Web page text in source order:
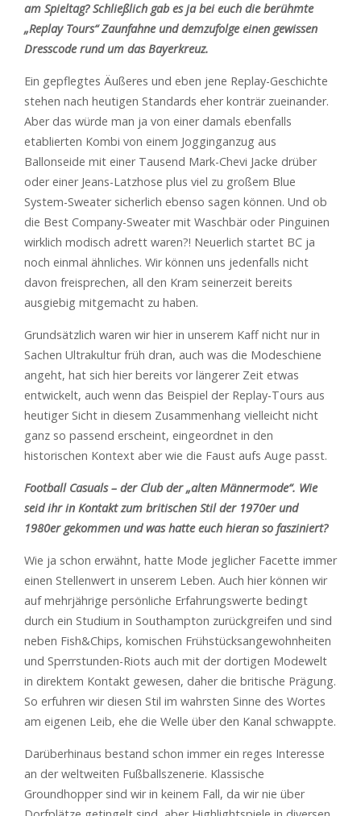
am Spieltag? Schließlich gab es ja bei euch die berühmte
„Replay Tours“ Zaunfahne und demzufolge einen gewissen
Dresscode rund um das Bayerkreuz.
Ein gepflegtes Äußeres und eben jene Replay-Geschichte
stehen nach heutigen Standards eher konträr zueinander.
Aber das würde man ja von einer damals ebenfalls
etablierten Kombi von einem Jogginganzug aus
Ballonseide mit einer Tausend Mark-Chevi Jacke drüber
oder einer Jeans-Latzhose plus viel zu großem Blue
System-Sweater sicherlich ebenso sagen können. Und ob
die Best Company-Sweater mit Waschbär oder Pinguinen
wirklich modisch adrett waren?! Neuerlich startet BC ja
noch einmal ähnliches. Wir können uns jedenfalls nicht
davon freisprechen, all den Kram seinerzeit bereits
ausgiebig mitgemacht zu haben.
Grundsätzlich waren wir hier in unserem Kaff nicht nur in
Sachen Ultrakultur früh dran, auch was die Modeschiene
angeht, hat sich hier bereits vor längerer Zeit etwas
entwickelt, auch wenn das Beispiel der Replay-Tours aus
heutiger Sicht in diesem Zusammenhang vielleicht nicht
ganz so passend erscheint, eingeordnet in den
historischen Kontext aber wie die Faust aufs Auge passt.
Football Casuals – der Club der „alten Männermode“. Wie
seid ihr in Kontakt zum britischen Stil der 1970er und
1980er gekommen und was hatte euch hieran so fasziniert?
Wie ja schon erwähnt, hatte Mode jeglicher Facette immer
einen Stellenwert in unserem Leben. Auch hier können wir
auf mehrjährige persönliche Erfahrungswerte bedingt
durch ein Studium in Southampton zurückgreifen und sind
neben Fish&Chips, komischen Frühstücksangewohnheiten
und Sperrstunden-Riots auch mit der dortigen Modewelt
in direktem Kontakt gewesen, daher die britische Prägung.
So erfuhren wir diesen Stil im wahrsten Sinne des Wortes
am eigenen Leib, ehe die Welle über den Kanal schwappte.
Darüberhinaus bestand schon immer ein reges Interesse
an der weltweiten Fußballszenerie. Klassische
Groundhopper sind wir in keinem Fall, da wir nie über